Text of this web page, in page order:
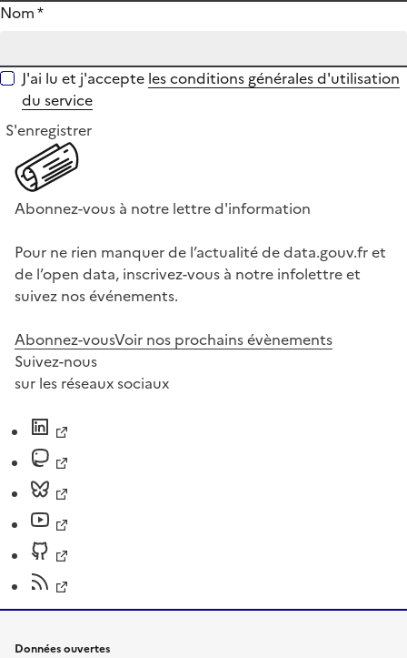
Nom*
J'ai lu et j'accepte les conditions générales d'utilisation
du service
S'enregistrer
Abonnez-vous à notre lettre d'information
Pour ne rien manquer de l’actualité de data.gouv.fr et
de l’open data, inscrivez-vous à notre infolettre et
suivez nos événements.
Abonnez-vousVoir nos prochains évènements
Suivez-nous
sur les réseaux sociaux
Données ouvertes